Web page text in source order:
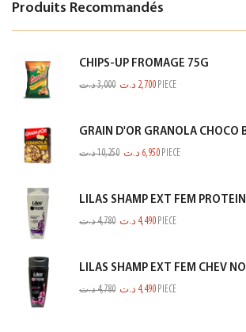
Produits Recommandés
CHIPS-UP FROMAGE 75G
3,000د.ت 2,700 د.ت PIECE
GRAIN D'OR GRANOLA CHOCO
10,250د.ت 6,950 د.ت PIECE
4,780د.ت 4,490 د.ت PIECE
LILAS SHAMP EXT FEM CHEV
4,780د.ت 4,490 د.ت PIECE